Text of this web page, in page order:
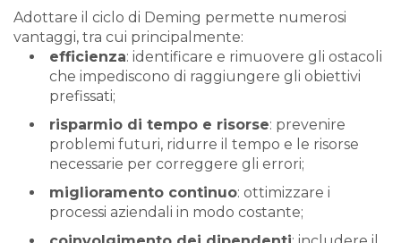
Adottare il ciclo di Deming permette numerosi
vantaggi, tra cui principalmente:
efficienza: identificare e rimuovere gli ostacoli
che impediscono di raggiungere gli obiettivi
prefissati;
risparmio di tempo e risorse: prevenire
problemi futuri, ridurre il tempo e le risorse
necessarie per correggere gli errori;
miglioramento continuo: ottimizzare i
processi aziendali in modo costante;